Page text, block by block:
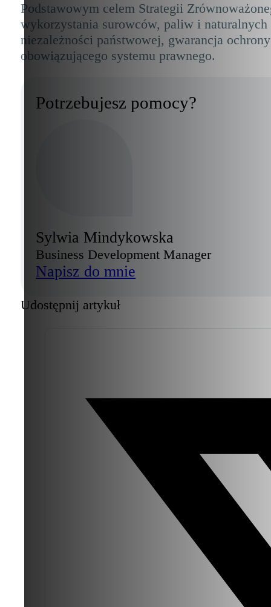
Podstawowym celem Strategii
wykorzystania surowców, paliw i
niezależności państwowej, gwarancja
obowiązującego systemu prawnego.
Potrzebujesz pomocy?
Sylwia Mindykowska
Business Development Manager
Napisz do mnie
Udostępnij artykuł